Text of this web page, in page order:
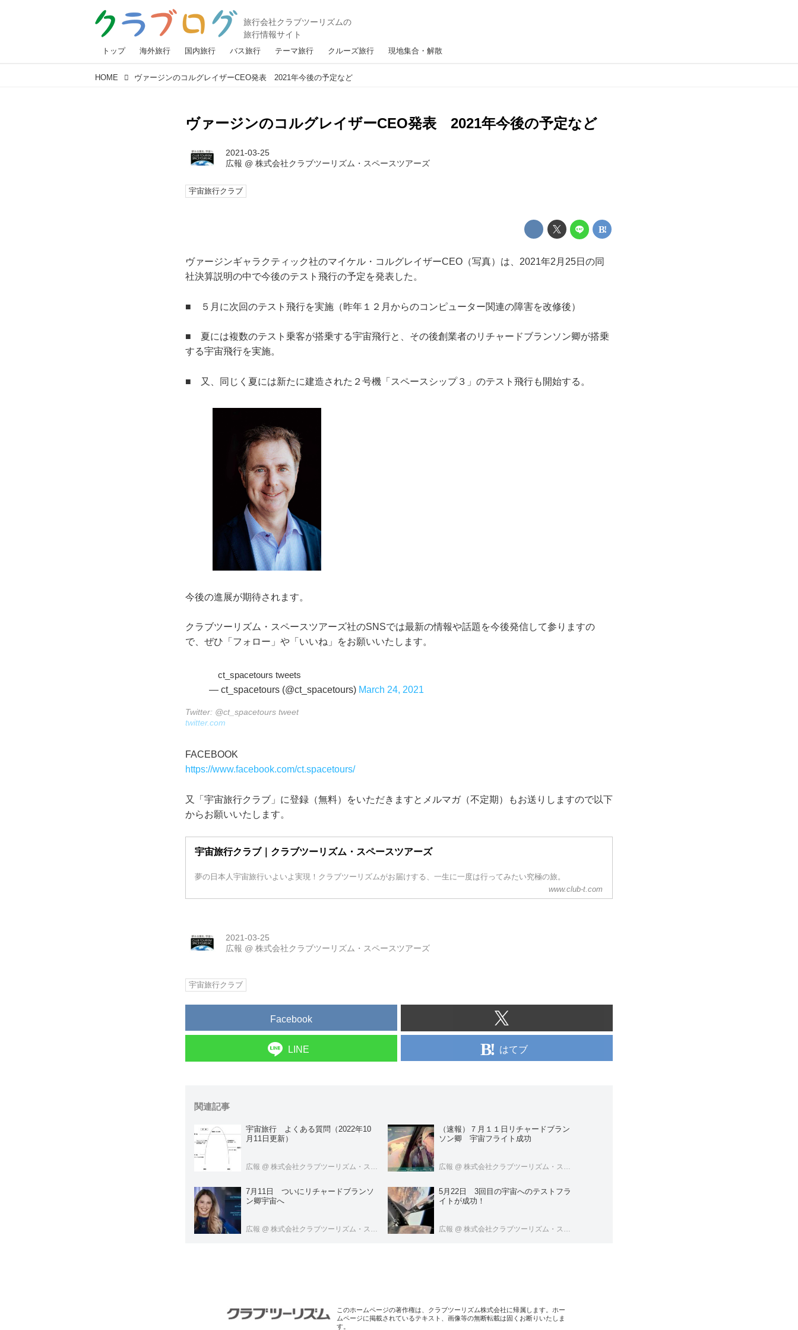
トップ 海外旅行 国内旅行 バス旅行 テーマ旅行 クルーズ旅行 現地集合・解散
HOME ヴァージンのコルグレイザーCEO発表 2021年今後の予定など
ヴァージンのコルグレイザーCEO発表 2021年今後の予定など
2021-03-25
広報 @株式会社クラブツーリズム・スペースツアーズ
宇宙旅行クラブ
ヴァージンギャラクティック社のマイケル・コルグレイザーCEO（写真）は、2021年2月25日の同
社決算説明の中で今後のテスト飛行の予定を発表した。
■ ５月に次回のテスト飛行を実施（昨年１２月からのコンピューター関連の障害を改修後）
■ 夏には複数のテスト乗客が搭乗する宇宙飛行と、その後創業者のリチャードブランソン卿が搭乗
する宇宙飛行を実施。
■ 又、同じく夏には新たに建造された２号機「スペースシップ３」のテスト飛行も開始する。
今後の進展が期待されます。
クラブツーリズム・スペースツアーズ社のSNSでは最新の情報や話題を今後発信して参りますの
で、ぜひ「フォロー」や「いいね」をお願いいたします。
ct_spacetours tweets
— ct_spacetours (@ct_spacetours) March 24, 2021
Twitter: @ct_spacetours tweet
twitter.com
FACEBOOK
https://www.facebook.com/ct.spacetours/
又「宇宙旅行クラブ」に登録（無料）をいただきますとメルマガ（不定期）もお送りしますので以下
からお願いいたします。
宇宙旅行クラブ｜クラブツーリズム・スペースツアーズ
夢の日本人宇宙旅行いよいよ実現！クラブツーリズムがお届けする、一生に一度は行ってみたい究極の旅。
www.club-t.com
2021-03-25
広報 @株式会社クラブツーリズム・スペースツアーズ
宇宙旅行クラブ
Facebook
LINE はてブ
関連記事
宇宙旅行 よくある質問（2022年10
月11日更新）
広報 @ 株式会社クラブツーリズム・スペースツアーズ
（速報）７月１１日リチャードブラン
ソン卿 宇宙フライト成功
広報 @ 株式会社クラブツーリズム・スペースツアーズ
7月11日 ついにリチャードブランソ
ン卿宇宙へ
広報 @ 株式会社クラブツーリズム・スペースツアーズ
5月22日 3回目の宇宙へのテストフラ
イトが成功！
広報 @ 株式会社クラブツーリズム・スペースツアーズ
このホームページの著作権は、クラブツーリズム株式会社に帰属します。ホー
ムページに掲載されているテキスト、画像等の無断転載は固くお断りいたしま
す。